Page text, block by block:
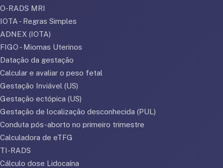
O-RADS MRI
IOTA - Regras Simples
ADNEX (IOTA)
FIGO - Miomas Uterinos
Datação da gestação
Calcular e avaliar o peso fetal
Gestação Inviável (US)
Gestação ectópica (US)
Gestação de localização desconhecida (PUL)
Conduta pós-aborto no primeiro trimestre
Calculadora de eTFG
TI-RADS
Cálculo dose Lidocaína